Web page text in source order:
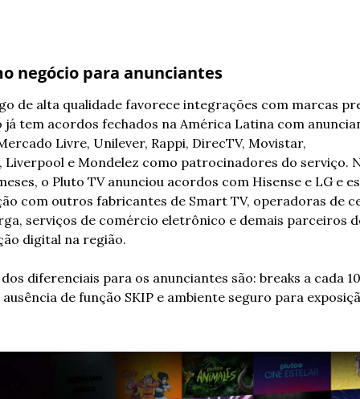
negócio para anunciantes
de alta qualidade favorece integrações com marcas
já tem acordos fechados na América Latina com
Livre, Unilever, Rappi, DirecTV, Movistar,
Liverpool e Mondelez como patrocinadores do serviço.
o Pluto TV anunciou acordos com Hisense e LG e
com outros fabricantes de Smart TV, operadoras de
serviços de comércio eletrônico e demais parceiros
digital na região.
diferenciais para os anunciantes são: breaks a cada 10
de função SKIP e ambiente seguro para